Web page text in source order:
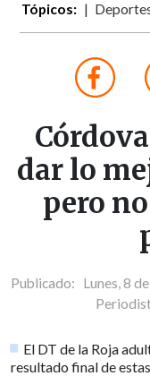
Tópicos:
dar lo
pero
Publicado: Lunes, 8
El DT de la Roja
resultado final de